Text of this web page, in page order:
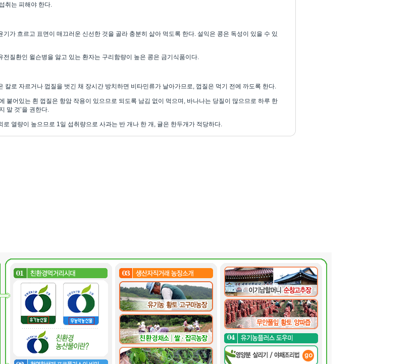
취는 피해야 한다.
기가 흐르고 표면이 매끄러운 신선한 것을 골라 충분히 삶아 먹도록 한다. 설익은 콩은 독성이 있을 수 있
전질환인 윌슨병을 앓고 있는 환자는 구리함량이 높은 콩은 금기식품이다.
칼로 자르거나 껍질을 벗긴 채 장시간 방치하면 비타민류가 날아가므로, 껍질은 먹기 전에 까도록 한다.
붙어있는 흰 껍질은 항암 작용이 있으므로 되도록 남김 없이 먹으며, 바나나는 당질이 많으므로 하루 한
말 것’을 권한다.
로 열량이 높으므로 1일 섭취량으로 사과는 반 개나 한 개, 귤은 한두개가 적당하다.